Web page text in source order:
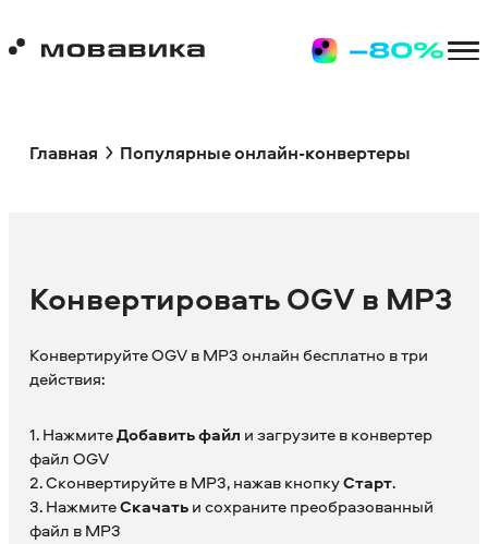
Главная Популярные онлайн-конвертеры
Конвертировать OGV в MP3
Конвертируйте OGV в MP3 онлайн бесплатно в три
действия:
1. НажмитеДобавить файл и загрузите в конвертер
файл OGV
2. Сконвертируйте в MP3, нажав кнопкуСтарт.
3. НажмитеСкачатьи сохраните преобразованный
файл в MP3